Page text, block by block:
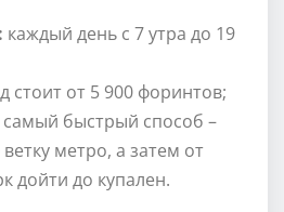
каждый день с 7 утра до 19
стоит от 5 900 форинтов;
самый быстрый способ –
метро, а затем от
дойти до купален.